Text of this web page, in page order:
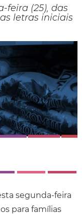
feira (25), das
letras iniciais
segunda-feira
para famílias